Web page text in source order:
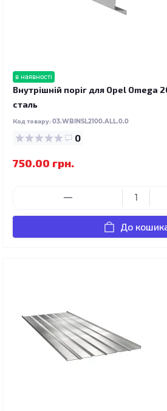
в наявності
Внутрішній поріг для Opel Omega
сталь
Код товару:03.WBINSL2100.ALL.0.0
0
750.00 грн.
До